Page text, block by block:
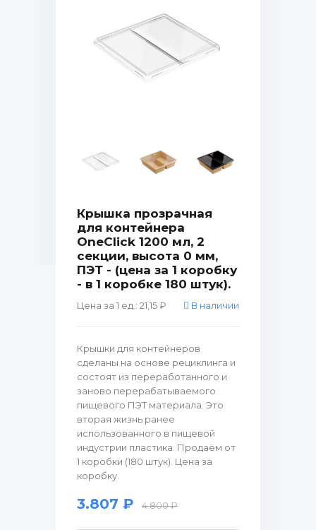
Крышка прозрачная
для контейнера
OneClick 1200 мл, 2
секции, высота 0 мм,
ПЭТ - (цена за 1 коробку
- в 1 коробке 180 штук).
Цена за 1 ед.: 21,15 ₽ В наличии
Крышки для контейнеров
сделаны на основе рециклинга и
состоят из переработанного и
заново перерабатываемого
пищевого ПЭТ материала. Это
вторая жизнь ранее
использованного в пищевой
индустрии пластика. Продаём от
1 коробки (180 штук). Цена за
коробку.
3.807 ₽ 4.800 ₽